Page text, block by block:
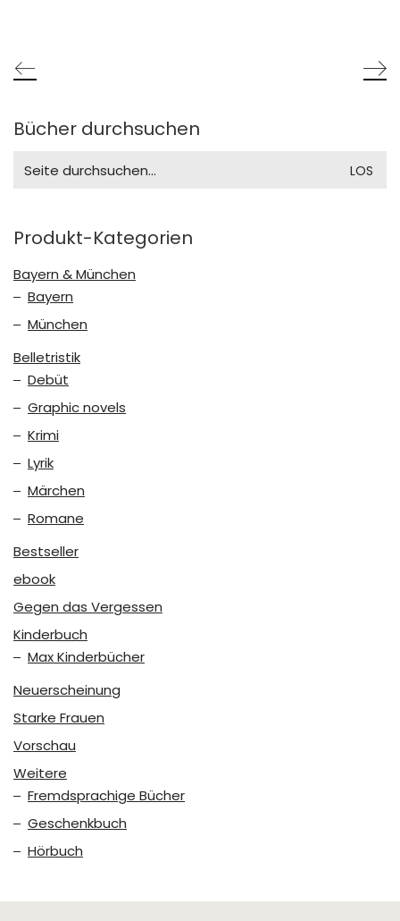
Bücher durchsuchen
for:
Produkt-Kategorien
Bayern & München
Bayern
München
Belletristik
Debüt
Graphic novels
Krimi
Lyrik
Märchen
Romane
Bestseller
ebook
Gegen das Vergessen
Kinderbuch
Max Kinderbücher
Neuerscheinung
Starke Frauen
Vorschau
Weitere
Fremdsprachige Bücher
Geschenkbuch
Hörbuch